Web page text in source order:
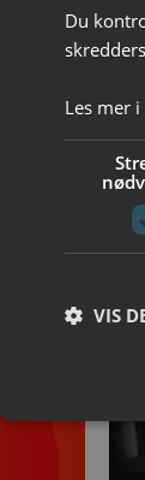
Du
Les mer
VIS